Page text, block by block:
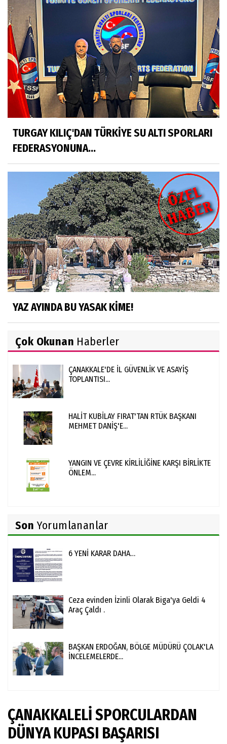
TURGAY KILIÇ'DAN TÜRKİYE SU ALTI SPORLARI
FEDERASYONUNA...
YAZ AYINDA BU YASAK KİME!
Çok Okunan Haberler
ÇANAKKALE'DE İL GÜVENLİK VE ASAYİŞ
TOPLANTISI...
HALİT KUBİLAY FIRAT'TAN RTÜK BAŞKANI
MEHMET DANİŞ'E...
YANGIN VE ÇEVRE KİRLİLİĞİNE KARŞI BİRLİKTE
ÖNLEM...
Son Yorumlananlar
6 YENİ KARAR DAHA…
Ceza evinden İzinli Olarak Biga'ya Geldi 4
Araç Çaldı .
BAŞKAN ERDOĞAN, BÖLGE MÜDÜRÜ ÇOLAK'LA
İNCELEMELERDE...
ÇANAKKALELİ SPORCULARDAN
DÜNYA KUPASI BAŞARISI